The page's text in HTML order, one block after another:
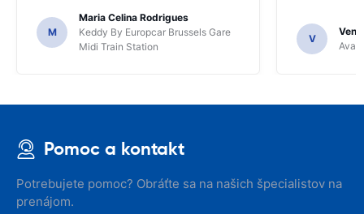
M
Maria Celina Rodrigues
Keddy By Europcar Brussels Gare
Midi Train Station
V
Pomoc a kontakt
Potrebujete pomoc? Obráťte sa na našich špecialistov na
prenájom.